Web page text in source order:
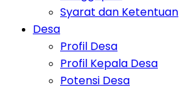
Syarat dan Ketentuan
Desa
Profil Desa
Profil Kepala Desa
Potensi Desa